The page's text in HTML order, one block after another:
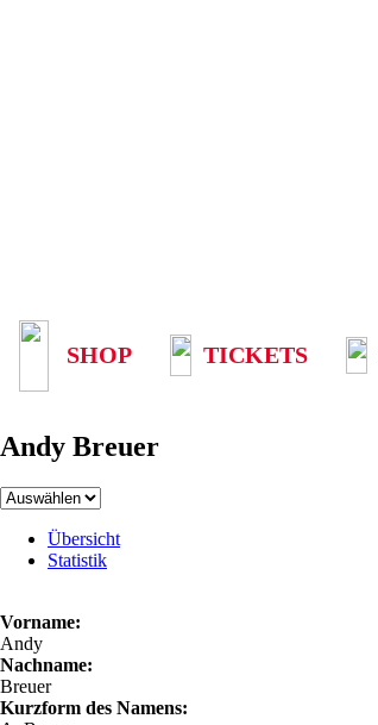
SHOP TICKETS
Andy Breuer
Übersicht
Statistik
Vorname:
Andy
Nachname:
Breuer
Kurzform des Namens: